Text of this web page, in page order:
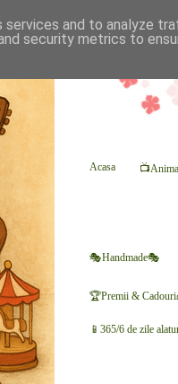
Acasa
🎭Handmade🎭
🏆Premii &
📱365/6 de zile
and to analyze
security metrics to